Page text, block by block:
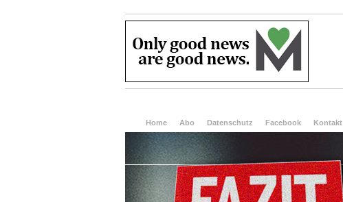
Home Abo Datenschutz Facebook Kontakt